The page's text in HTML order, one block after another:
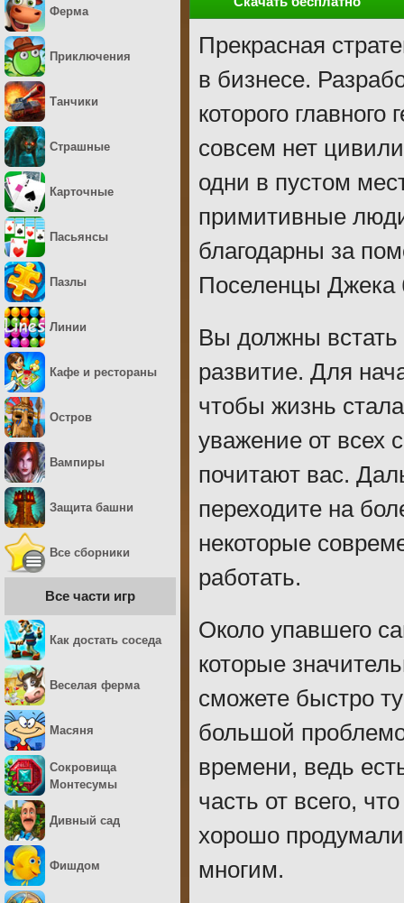
Прекрасная
в бизнесе.
которого
совсем нет
одни в пустом
примитивные
благодарны за
Поселенцы Джека
Вы должны встать
развитие. Для
чтобы жизнь
уважение от всех
почитают вас.
переходите на
некоторые
работать.
Около упавшего
которые
сможете быстро
большой
времени, ведь
часть от всего,
хорошо
многим.
Ферма
Приключения
Танчики
Страшные
Карточные
Пасьянсы
Пазлы
Линии
Кафе и рестораны
Остров
Вампиры
Защита башни
Все сборники
Все части игр
Как достать соседа
Веселая ферма
Масяня
Сокровища
Монтесумы
Дивный сад
Фишдом